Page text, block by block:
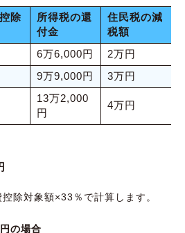
除
所得税の還
付金
住民税の減
税額
6万6,000円
2万円
9万9,000円 3万円
13万2,000
円
4万円
除対象額×33％で計算します。
の場合